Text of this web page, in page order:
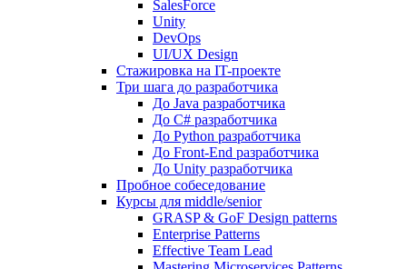
SalesForce
Unity
DevOps
UI/UX Design
Стажировка на IT-проекте
Три шага до разработчика
До Java разработчика
До C# разработчика
До Python разработчика
До Front-End разработчика
До Unity разработчика
Пробное собеседование
Курсы для middle/senior
GRASP & GoF Design patterns
Enterprise Patterns
Effective Team Lead